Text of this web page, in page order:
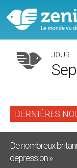
JOUR
DERNIÈRES
De nombreux
depression »